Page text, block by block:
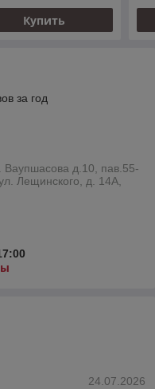
Купить
за год
д.10, пав.55-
Лещинского, д. 14А,
24.07.2026